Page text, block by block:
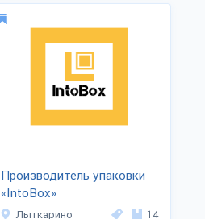
Производитель упаковки
«IntoBox»
Лыткарино 14